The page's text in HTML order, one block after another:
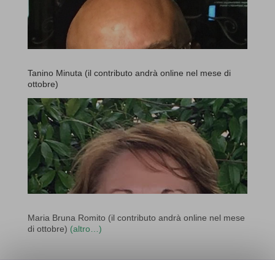
Tanino Minuta (il contributo andrà online nel mese di
ottobre)
Maria Bruna Romito (il contributo andrà online nel mese
di ottobre) (altro…)